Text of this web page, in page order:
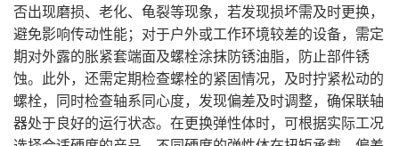
否出现磨损、老化、龟裂等现象，若发现损坏需及时更换，
避免影响传动性能；对于户外或工作环境较差的设备，需定
期对外露的胀紧套端面及螺栓涂抹防锈油脂，防止部件锈
蚀。此外，还需定期检查螺栓的紧固情况，及时拧紧松动的
螺栓，同时检查轴系同心度，发现偏差及时调整，确保联轴
器处于良好的运行状态。在更换弹性体时，可根据实际工况